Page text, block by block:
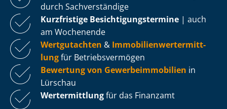
durch Sachverständige
Kurzfristige Be­sich­ti­gungs­ter­mi­ne | auch
am Wochenende
Wertgutachten & Im­mo­bi­li­en­wert­ermitt­
lungfür Be­triebs­ver­mö­gen
Bewertung von Ge­wer­be­im­mo­bi­li­en in
Lürschau
Wertermittlungfür das Finanzamt